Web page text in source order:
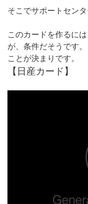
そこでサポートセン
このカードを作るに
が、条件だそうです
ことが決まりです。
【日産カード】